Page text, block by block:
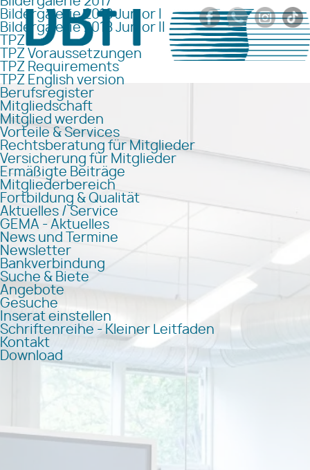
Bildergalerie 2018 Junior I
Bildergalerie 2018 Junior II
TPZ
TPZ Voraussetzungen
TPZ Requirements
TPZ English version
Berufsregister
Mitgliedschaft
Mitglied werden
Vorteile & Services
Rechtsberatung für Mitglieder
Versicherung für Mitglieder
Ermäßigte Beiträge
Mitgliederbereich
Fortbildung & Qualität
Aktuelles / Service
GEMA - Aktuelles
News und Termine
Newsletter
Bankverbindung
Suche & Biete
Angebote
Gesuche
Inserat einstellen
Schriftenreihe - Kleiner Leitfaden
Kontakt
Download